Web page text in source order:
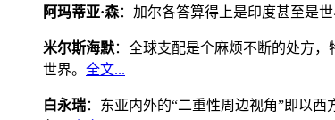
阿玛蒂亚·森：加尔各答算得上是印度甚至是
米尔斯海默：全球支配是个麻烦不断的处方
世界。 全文...
白永瑞：东亚内外的“二重性周边视角”即以